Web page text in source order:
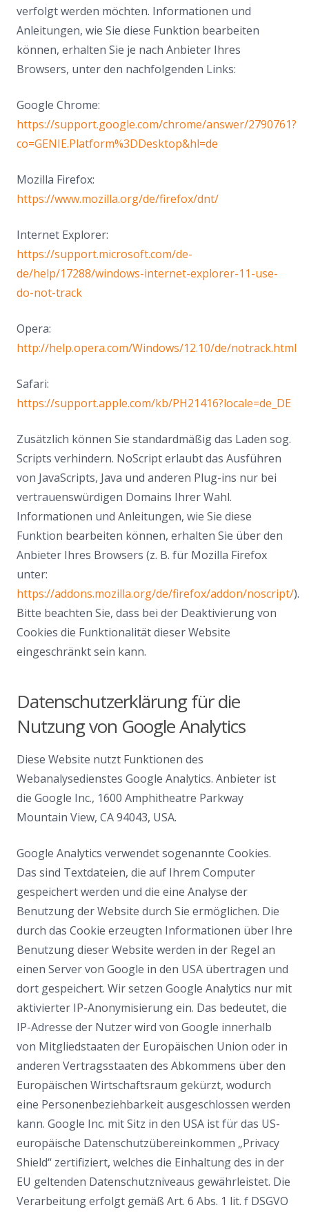
verfolgt werden möchten. Informationen und
Anleitungen, wie Sie diese Funktion bearbeiten
können, erhalten Sie je nach Anbieter Ihres
Browsers, unter den nachfolgenden Links:
Google Chrome:
https://support.google.com/chrome/answer/2790761?
co=GENIE.Platform%3DDesktop&hl=de
Mozilla Firefox:
https://www.mozilla.org/de/firefox/dnt/
Internet Explorer:
https://support.microsoft.com/de-
de/help/17288/windows-internet-explorer-11-use-
do-not-track
Opera:
http://help.opera.com/Windows/12.10/de/notrack.html
Safari:
https://support.apple.com/kb/PH21416?locale=de_DE
Zusätzlich können Sie standardmäßig das Laden sog.
Scripts verhindern. NoScript erlaubt das Ausführen
von JavaScripts, Java und anderen Plug-ins nur bei
vertrauenswürdigen Domains Ihrer Wahl.
Informationen und Anleitungen, wie Sie diese
Funktion bearbeiten können, erhalten Sie über den
Anbieter Ihres Browsers (z. B. für Mozilla Firefox
unter:
https://addons.mozilla.org/de/firefox/addon/noscript/).
Bitte beachten Sie, dass bei der Deaktivierung von
Cookies die Funktionalität dieser Website
eingeschränkt sein kann.
Datenschutzerklärung für die
Nutzung von Google Analytics
Diese Website nutzt Funktionen des
Webanalysedienstes Google Analytics. Anbieter ist
die Google Inc., 1600 Amphitheatre Parkway
Mountain View, CA 94043, USA.
Google Analytics verwendet sogenannte Cookies.
Das sind Textdateien, die auf Ihrem Computer
gespeichert werden und die eine Analyse der
Benutzung der Website durch Sie ermöglichen. Die
durch das Cookie erzeugten Informationen über Ihre
Benutzung dieser Website werden in der Regel an
einen Server von Google in den USA übertragen und
dort gespeichert. Wir setzen Google Analytics nur mit
aktivierter IP-Anonymisierung ein. Das bedeutet, die
IP-Adresse der Nutzer wird von Google innerhalb
von Mitgliedstaaten der Europäischen Union oder in
anderen Vertragsstaaten des Abkommens über den
Europäischen Wirtschaftsraum gekürzt, wodurch
eine Personenbeziehbarkeit ausgeschlossen werden
kann. Google Inc. mit Sitz in den USA ist für das US-
europäische Datenschutzübereinkommen „Privacy
Shield“ zertifiziert, welches die Einhaltung des in der
EU geltenden Datenschutzniveaus gewährleistet. Die
Verarbeitung erfolgt gemäß Art. 6 Abs. 1 lit. f DSGVO